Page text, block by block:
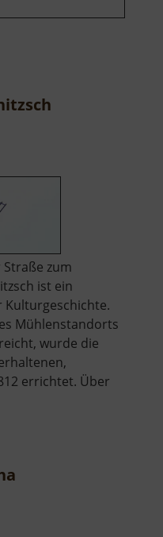
zum
ist ein
Kulturgeschichte.
Mühlenstandorts
wurde die
errichtet. Über